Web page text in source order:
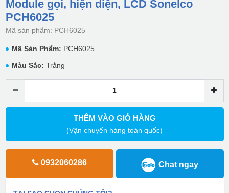
Module gọi, hiện diện, LCD Sonelco
PCH6025
Mã sản phẩm: PCH6025
Mã Sản Phẩm: PCH6025
Màu Sắc: Trắng
THÊM VÀO GIỎ HÀNG
(Vận chuyển hàng toàn quốc)
0932060286 Chat ngay